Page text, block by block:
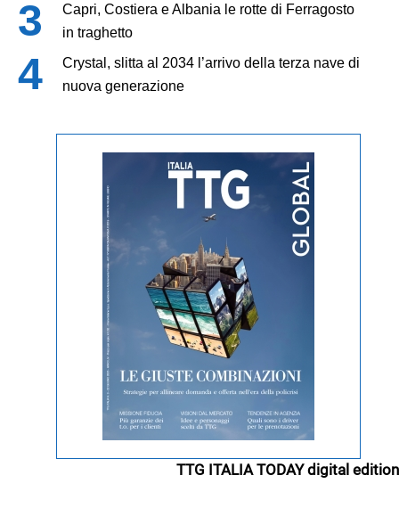
Capri, Costiera e Albania le rotte di Ferragosto
in traghetto
Crystal, slitta al 2034 l’arrivo della terza nave di
nuova generazione
TTG ITALIA TODAY digital edition